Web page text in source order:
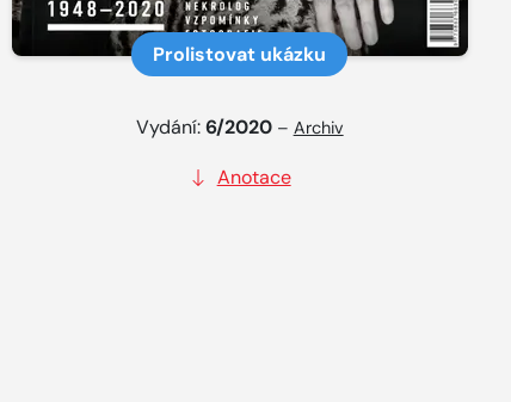
Prolistovat ukázku
Vydání:6/2020 – Archiv
Anotace